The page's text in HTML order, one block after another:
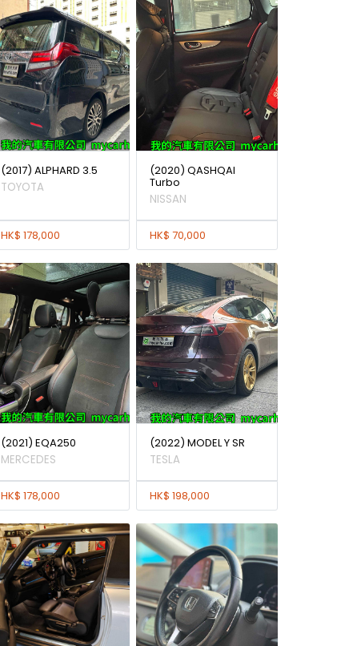
(2017) ALPHARD 3.5
TOYOTA
HK$ 178,000
(2020) QASHQAI
Turbo
NISSAN
HK$ 70,000
(2021) EQA250
MERCEDES
HK$ 178,000
(2022) MODEL Y SR
TESLA
HK$ 198,000